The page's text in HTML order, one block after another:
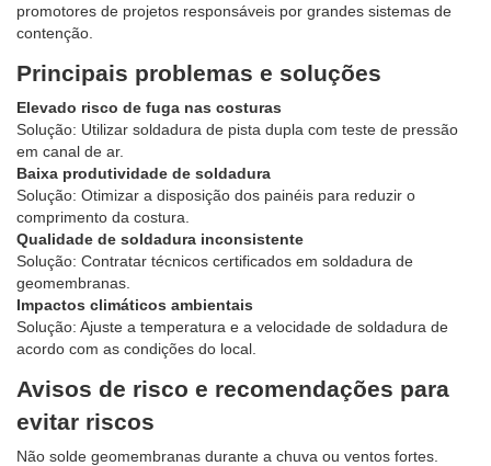
promotores de projetos responsáveis ​​por grandes sistemas de
contenção.
Principais problemas e soluções
Elevado risco de fuga nas costuras
Solução: Utilizar soldadura de pista dupla com teste de pressão
em canal de ar.
Baixa produtividade de soldadura
Solução: Otimizar a disposição dos painéis para reduzir o
comprimento da costura.
Qualidade de soldadura inconsistente
Solução: Contratar técnicos certificados em soldadura de
geomembranas.
Impactos climáticos ambientais
Solução: Ajuste a temperatura e a velocidade de soldadura de
acordo com as condições do local.
Avisos de risco e recomendações para
evitar riscos
Não solde geomembranas durante a chuva ou ventos fortes.